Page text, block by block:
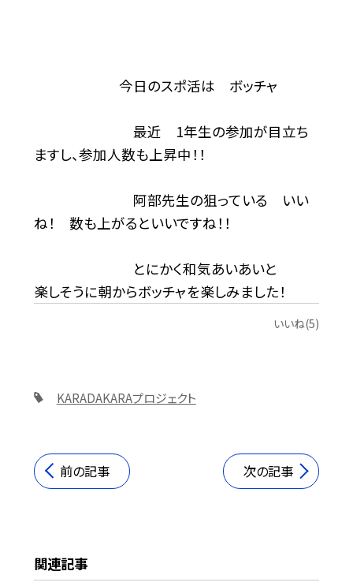
今日のスポ活は ボッチャ
最近 1年生の参加が目立ち
ますし、参加人数も上昇中！！
阿部先生の狙っている いい
ね！ 数も上がるといいですね！！
とにかく和気あいあいと
楽しそうに朝からボッチャを楽しみました！
いいね(5)
KARADAKARAプロジェクト
前の記事 次の記事
関連記事